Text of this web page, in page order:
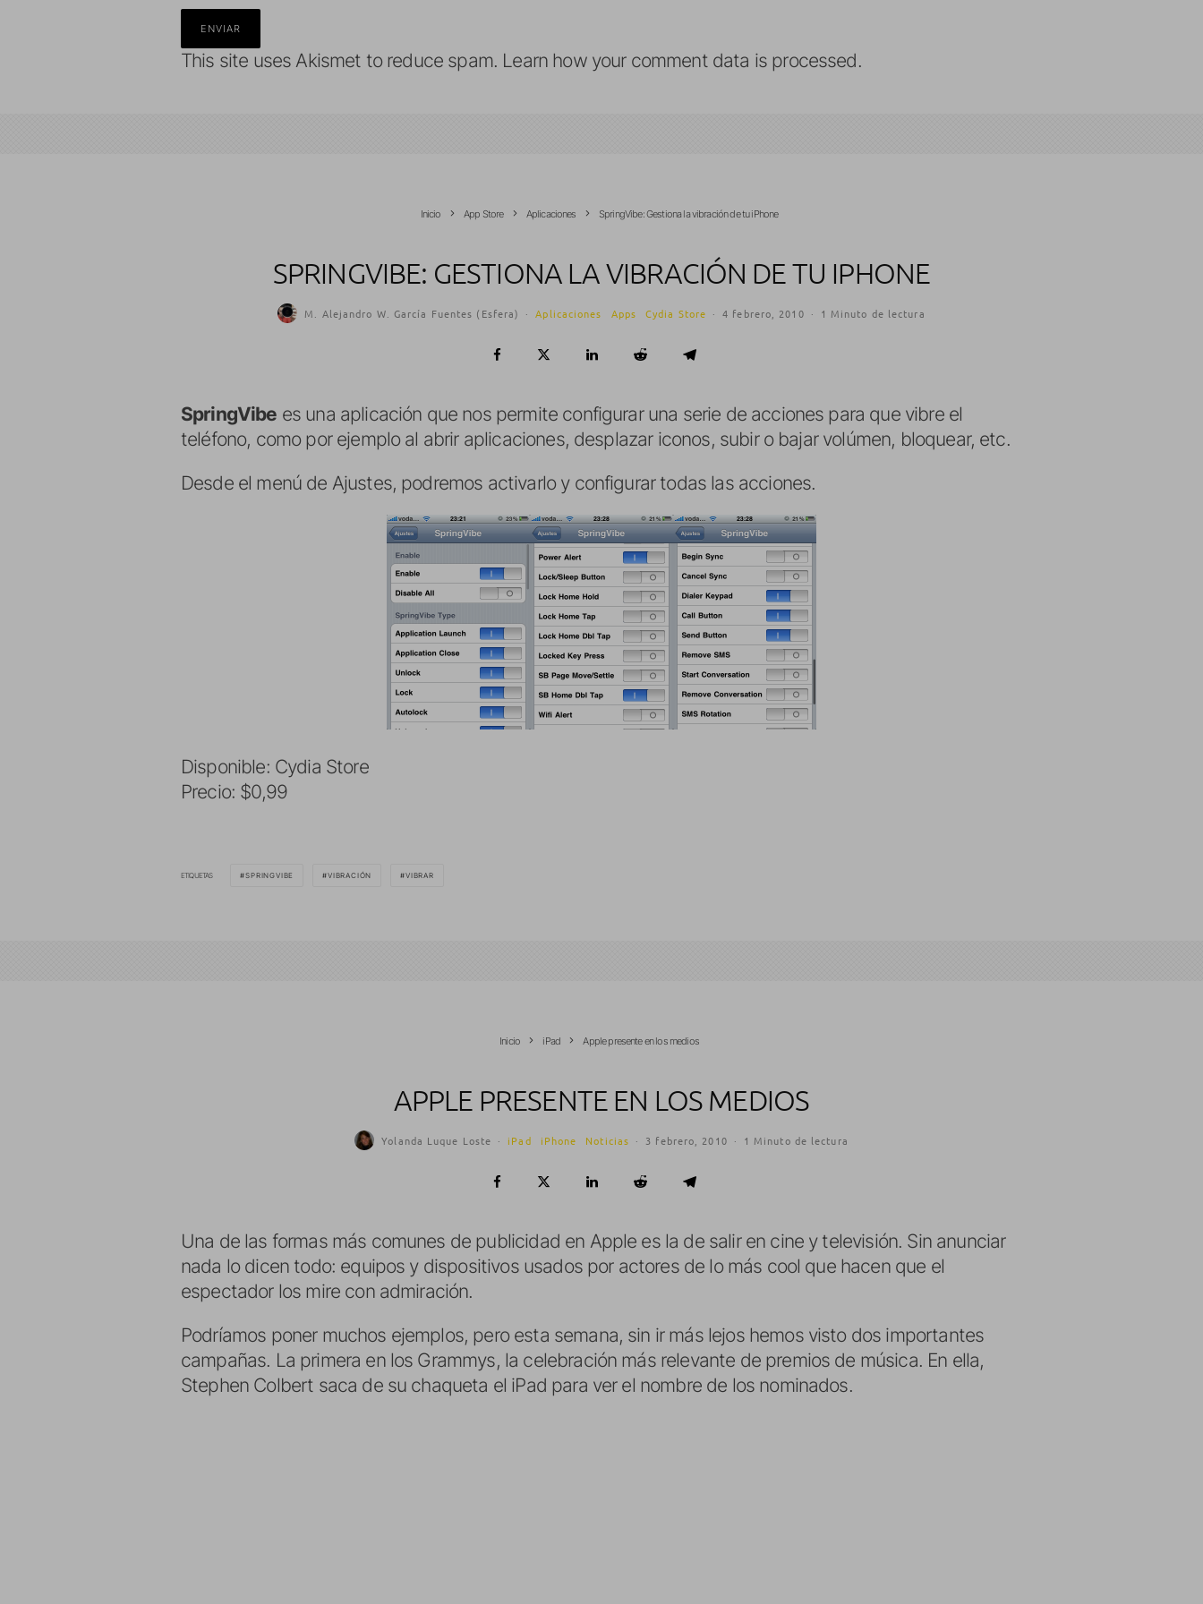
This site uses Akismet to reduce spam. Learn how your comment data is processed.
Inicio App Store Aplicaciones SpringVibe: Gestiona la vibración de tu iPhone
SPRINGVIBE: GESTIONA LA VIBRACIÓN DE TU IPHONE
M. Alejandro W. García Fuentes (Esfera) · Aplicaciones Apps Cydia Store · 4 febrero, 2010 · 1 Minuto de lectura
SpringVibe es una aplicación que nos permite configurar una serie de acciones para que vibre el
teléfono, como por ejemplo al abrir aplicaciones, desplazar iconos, subir o bajar volúmen, bloquear, etc.
Desde el menú de Ajustes, podremos activarlo y configurar todas las acciones.
Disponible: Cydia Store
Precio: $0,99
ETIQUETAS SPRINGVIBE VIBRACIÓN VIBRAR
Inicio iPad Apple presente en los medios
APPLE PRESENTE EN LOS MEDIOS
Yolanda Luque Loste · iPad iPhone Noticias · 3 febrero, 2010 · 1 Minuto de lectura
Una de las formas más comunes de publicidad en Apple es la de salir en cine y televisión. Sin anunciar
nada lo dicen todo: equipos y dispositivos usados por actores de lo más cool que hacen que el
espectador los mire con admiración.
Podríamos poner muchos ejemplos, pero esta semana, sin ir más lejos hemos visto dos importantes
campañas. La primera en los Grammys, la celebración más relevante de premios de música. En ella,
Stephen Colbert saca de su chaqueta el iPad para ver el nombre de los nominados.